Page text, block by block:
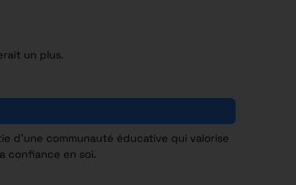
un plus.
d’une communauté éducative qui valorise
confiance en soi.